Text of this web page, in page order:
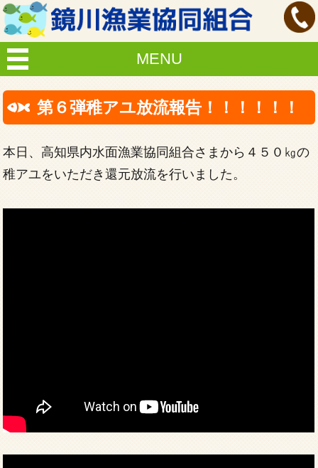
MENU
第６弾稚アユ放流報告！！！！！！
本日、高知県内水面漁業協同組合さまから４５０㎏の
稚アユをいただき還元放流を行いました。